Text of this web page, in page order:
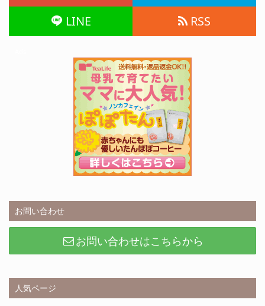
LINE
RSS
お問い合わせ
お問い合わせはこちらから
人気ページ